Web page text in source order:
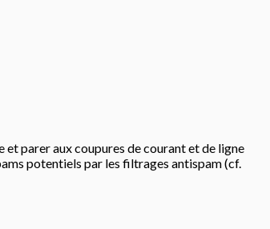
et parer aux coupures de courant et de ligne
potentiels par les filtrages antispam (cf.